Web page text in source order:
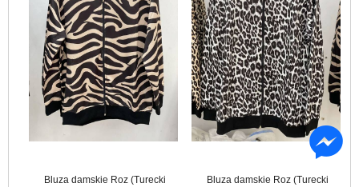
Bluza damskie Roz (Turecki Bluza damskie Roz (Turecki